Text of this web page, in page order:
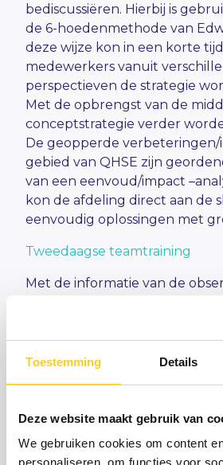
Toestemming Details
Deze website maakt gebruik van
We gebruiken cookies om content
personaliseren, om functies voor
bediscussiëren. Hierbij is
de 6-hoedenmethode van
deze wijze kon in een korte
medewerkers vanuit
perspectieven de strategie
Met de opbrengst van de
conceptstrategie verder
De geopperde verbeteringen/
gebied van QHSE zijn
van een eenvoud/impact
kon de afdeling direct aan de
eenvoudig oplossingen met
Tweedaagse teamtraining
Met de informatie van de
gezamenlijk met het
uitgebreid en intensief
tweedaagse teamtraining
gelegenheid om elkaar beter
en de teamopdracht scherp te
hebben we gedaan door: